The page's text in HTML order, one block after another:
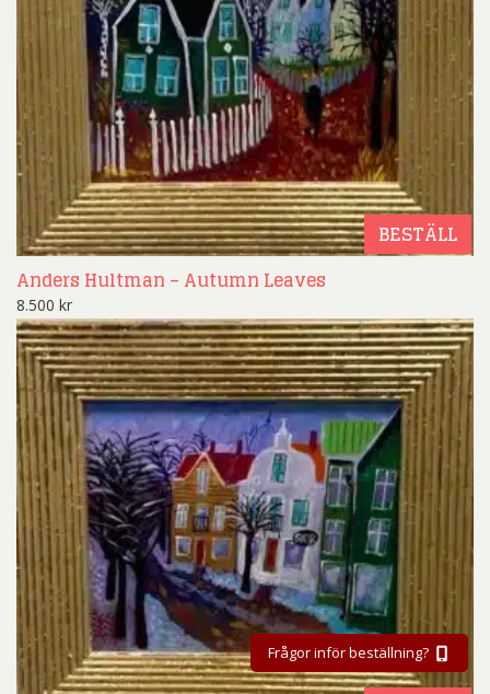
BESTÄLL
Anders Hultman – Autumn Leaves
8.500 kr
Frågor inför beställning?